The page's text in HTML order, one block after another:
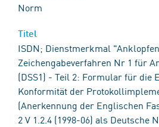
Norm
ISDN; Dienstmerkmal
Zeichengabeverfahren Nr 1 für
(DSS1) - Teil 2: Formular für die
Konformität der
(Anerkennung der Englischen
2 V 1.2.4 (1998-06) als Deutsche